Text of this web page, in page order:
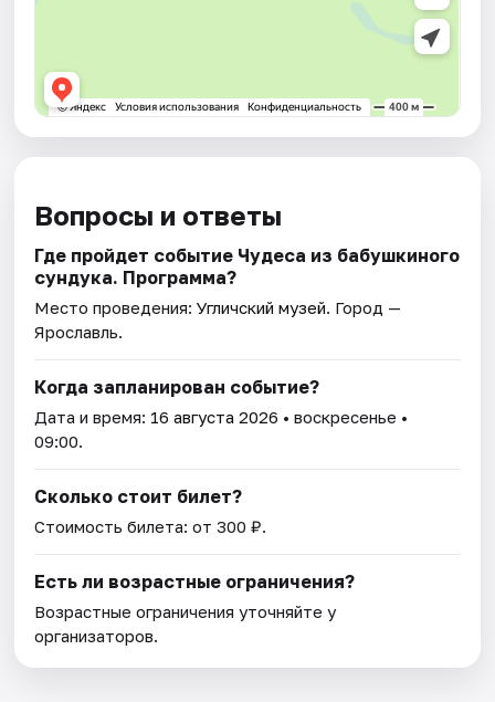
Вопросы и ответы
Где пройдет событие Чудеса из бабушкиного
сундука. Программа?
Место проведения:Угличский музей. Город —
Ярославль.
Когда запланирован событие?
Дата и время: 16 августа 2026 • воскресенье •
09:00.
Сколько стоит билет?
Стоимость билета: от 300 ₽.
Есть ли возрастные ограничения?
Возрастные ограничения уточняйте у
организаторов.